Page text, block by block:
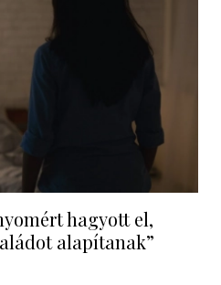
hagyott el,
alapítanak”